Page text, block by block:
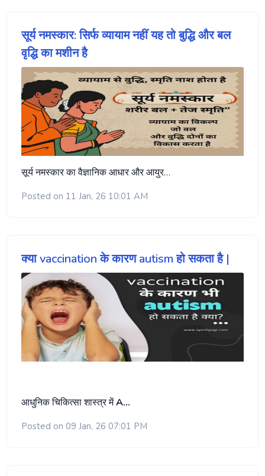
सूर्य नमस्कार: सिर्फ व्यायाम नहीं यह तो बुद्धि और बल
वृद्धि का मशीन है
सूर्य नमस्कार का वैज्ञानिक आधार और आयुर…
Posted on 11 Jan, 26 10:01 AM
क्या vaccination के कारण autism हो सकता है |
आधुनिक चिकित्सा शास्त्र मेंA…
Posted on 09 Jan, 26 07:01 PM